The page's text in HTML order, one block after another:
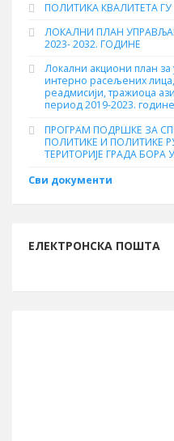
ПОЛИТИКА КВАЛИТЕТА ГУ
ЛОКАЛНИ ПЛАН
2023- 2032. ГОДИНЕ
Локални акциони план
интерно расељених
реадмисији, тражиоца
период 2019-2023. године
ПРОГРАМ ПОДРШКЕ ЗА
ПОЛИТИКЕ И ПОЛИТИКЕ
ТЕРИТОРИЈЕ ГРАДА БОРА
Сви документи
ЕЛЕКТРОНСКА ПОШТА